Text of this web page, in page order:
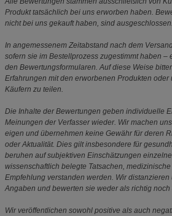
Produkt tatsächlich bei uns erworben haben.
nicht bei uns gekauft haben, sind ausgeschlossen.
In angemessenem Zeitabstand nach dem
sofern sie im Bestellprozess zugestimmt haben –
den Bewertungsformularen. Auf diese Weise
Erfahrungen mit den erworbenen Produkten oder
Käufern zu teilen.
Die Inhalte der Bewertungen geben individuelle
Meinungen der Verfasser wieder. Wir machen
eigen und übernehmen keine Gewähr für deren
oder Aktualität. Dies gilt insbesondere für
beruhen auf subjektiven Einschätzungen
wissenschaftlich belegte Tatsachen,
Empfehlung verstanden werden. Wir
Angaben und bewerten sie weder als richtig noch
Wir veröffentlichen sowohl positive als auch